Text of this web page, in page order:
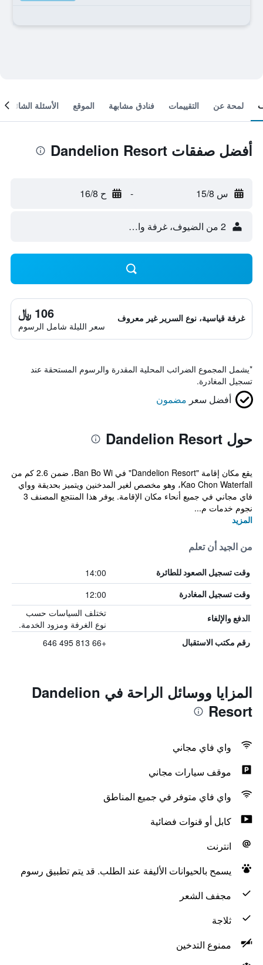
لمحة عن التقييمات فنادق مشابهة الموقع الأسئلة الشائعة
أفضل صفقات Dandelion Resort
س 15/8 - ح 16/8
2 من الضيوف، غرفة واحدة
غرفة قياسية، نوع السرير غير معروف 106 ﷼
سعر الليلة شامل الرسوم
*يشمل المجموع الضرائب المحلية المقدرة والرسوم المستحقة عند
تسجيل المغادرة.
أفضل سعر مضمون
حول Dandelion Resort
يقع مكان إقامة "Dandelion Resort" في Ban Bo Wi، ضمن 2.6 كم من
Kao Chon Waterfall، وهو مخصص لغير المدخنين ويتميز بحديقة وواي
فاي مجاني في جميع أنحاء مكان الإقامة. يوفر هذا المنتجع المصنف 3
نجوم خدمات م...
المزيد
من الجيد أن تعلم
وقت تسجيل الصعود للطائرة 14:00
وقت تسجيل المغادرة 12:00
الدفع والإلغاء
تختلف السياسات حسب
نوع الغرفة ومزود الخدمة.
رقم مكتب الاستقبال +66 813 495 646
المزايا ووسائل الراحة في Dandelion
Resort
واي فاي مجاني
موقف سيارات مجاني
واي فاي متوفر في جميع المناطق
كابل أو قنوات فضائية
انترنت
يسمح بالحيوانات الأليفة عند الطلب. قد يتم تطبيق رسوم
مجفف الشعر
ثلاجة
ممنوع التدخين